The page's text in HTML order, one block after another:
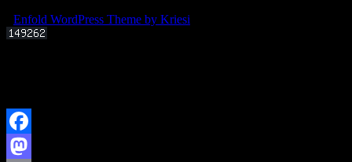
Enfold WordPress Theme by Kriesi
Facebook